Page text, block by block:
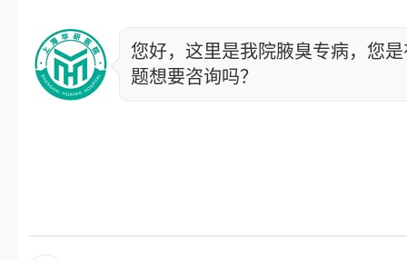
您好，这里是我院腋臭专病，您
题想要咨询吗？